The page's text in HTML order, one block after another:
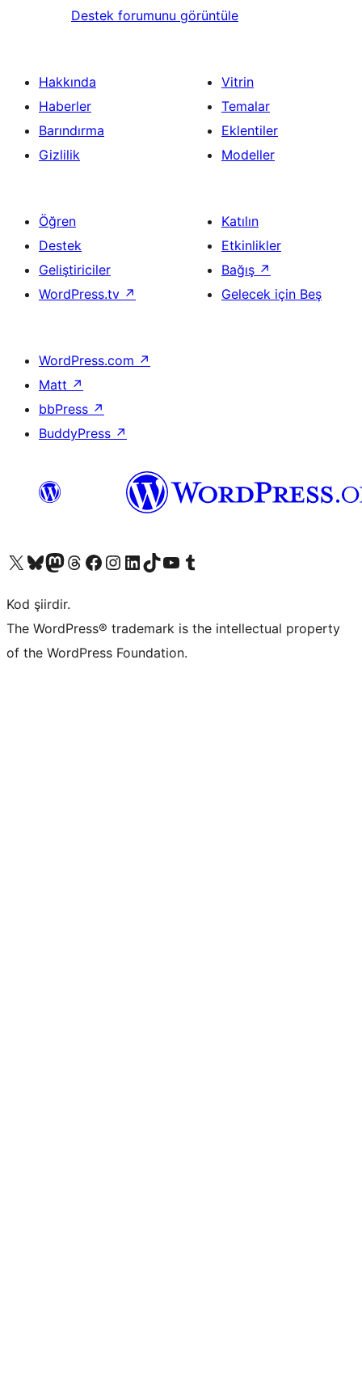
Destek forumunu görüntüle
Hakkında
Haberler
Barındırma
Gizlilik
Vitrin
Temalar
Eklentiler
Modeller
Öğren
Destek
Geliştiriciler
WordPress.tv ↗
Katılın
Etkinlikler
Bağış ↗
Gelecek için Beş
WordPress.com ↗
Matt ↗
bbPress ↗
BuddyPress ↗
X (eski Twitter) hesabımıza bakın
Bluesky hesabımızı ziyaret edinMastodon hesabımızı ziyaret edinThreads hesabımızı ziyaret edinFacebook sayfamızı ziyaret edinInstagram hesabımızı ziyaret edinLinkedIn hesabımızı ziyaret edinTikTok hesabımızı ziyaret edinYouTube kanalımızı ziyaret edinTumblr hesabımızı ziyaret edin
Kod şiirdir.
The WordPress® trademark is the intellectual property
of the WordPress Foundation.